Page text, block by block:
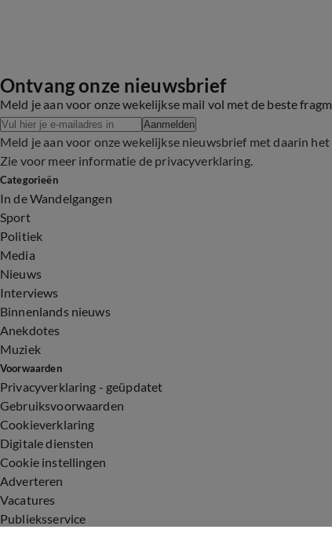
Ontvang onze nieuwsbrief
Meld je aan voor onze wekelijkse mail vol met de beste
Aanmelden
Meld je aan voor onze wekelijkse nieuwsbrief met daarin
Zie voor meer informatie de privacyverklaring.
Categorieën
In de Wandelgangen
Sport
Politiek
Media
Nieuws
Interviews
Binnenlands nieuws
Anekdotes
Muziek
Voorwaarden
Privacyverklaring - geüpdatet
Gebruiksvoorwaarden
Cookieverklaring
Digitale diensten
Cookie instellingen
Adverteren
Vacatures
Publieksservice